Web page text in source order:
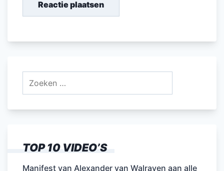
Zoeken
TOP 10 VIDEO’S
Manifest van Alexander van Walraven aan alle